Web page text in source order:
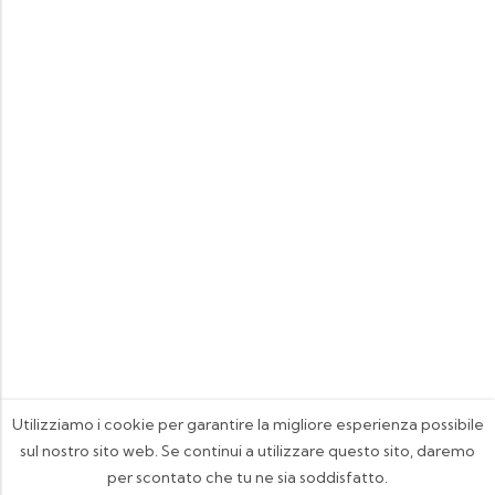
Utilizziamo i cookie per garantire la migliore esperienza possibile
sul nostro sito web. Se continui a utilizzare questo sito, daremo
per scontato che tu ne sia soddisfatto.